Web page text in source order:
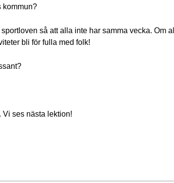
kommun?
så att alla inte har samma vecka. Om
bli för fulla med folk!
Vi ses nästa lektion!